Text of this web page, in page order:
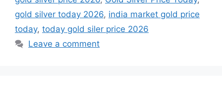
gold silver today 2026, india market gold price
today, today gold siler price 2026
Leave a comment